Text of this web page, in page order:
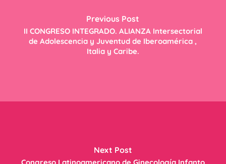
Previous Post
II CONGRESO INTEGRADO. ALIANZA Intersectorial
de Adolescencia y Juventud de Iberoamérica ,
Italia y Caribe.
Next Post